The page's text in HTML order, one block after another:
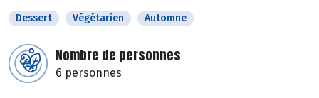
Dessert Végétarien Automne
Nombre de personnes
6 personnes